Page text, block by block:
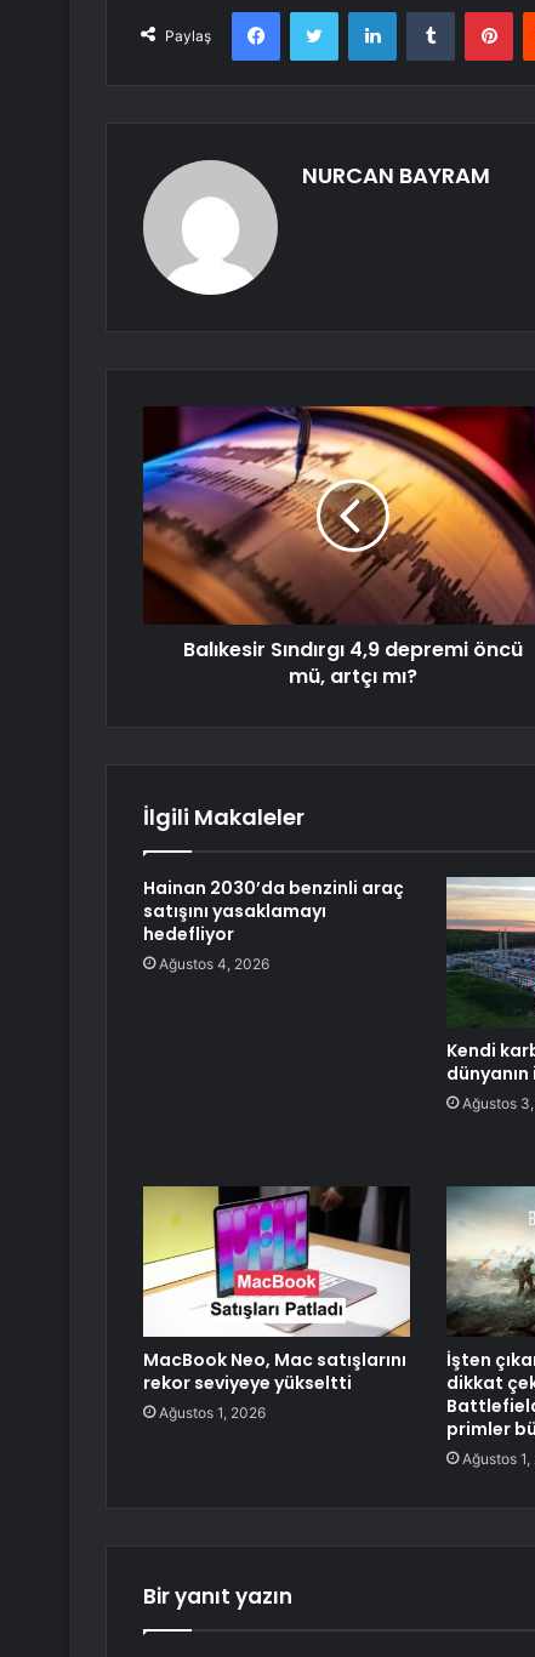
Paylaş
FacebookTwitter LinkedInTumblr
NURCAN BAYRAM
Balıkesir Sındırgı 4,9 depremi öncü
mü, artçı mı?
İlgili Makaleler
Hainan 2030’da benzinli araç
satışını yasaklamayı
hedefliyor
Ağustos 4, 2026
Kendi
Ağustos
MacBook Neo, Mac satışlarını
rekor seviyeye yükseltti
Ağustos 1, 2026
İşten
dikkat
primler
Ağustos
Bir yanıt yazın